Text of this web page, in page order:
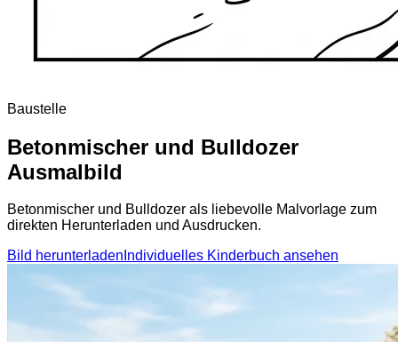
Baustelle
Betonmischer und Bulldozer
Ausmalbild
Betonmischer und Bulldozer als liebevolle Malvorlage zum
direkten Herunterladen und Ausdrucken.
Bild herunterladen Individuelles Kinderbuch ansehen